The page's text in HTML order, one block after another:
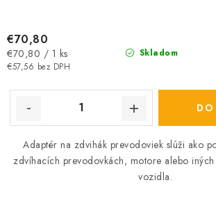
Skladom
€57,56 bez DPH
€70,80
Jednotková
cena:
€70,80 / 1 ks
Adaptér na zdvihák prevodoviek slúži ako
zdvíhacích prevodovkách, motore alebo
vozidla.